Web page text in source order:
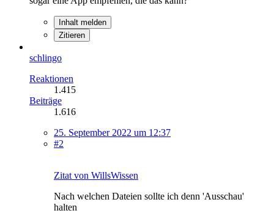
Inhalt melden
Zitieren
schlingo
Reaktionen
1.415
Beiträge
1.616
25. September 2022 um 12:37
#2
Zitat von WillsWissen
Nach welchen Dateien sollte ich denn 'Ausschau'
halten